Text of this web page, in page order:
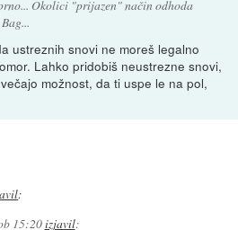
Okolici "prijazen" način odhoda
ustreznih snovi ne moreš legalno
Lahko pridobiš neustrezne snovi,
možnost, da ti uspe le na pol,
:
15:20izjavil: